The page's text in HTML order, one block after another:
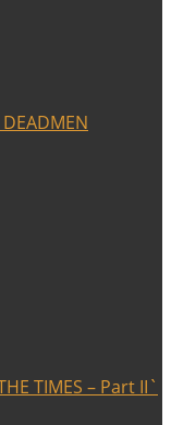
TIMES – Part II`